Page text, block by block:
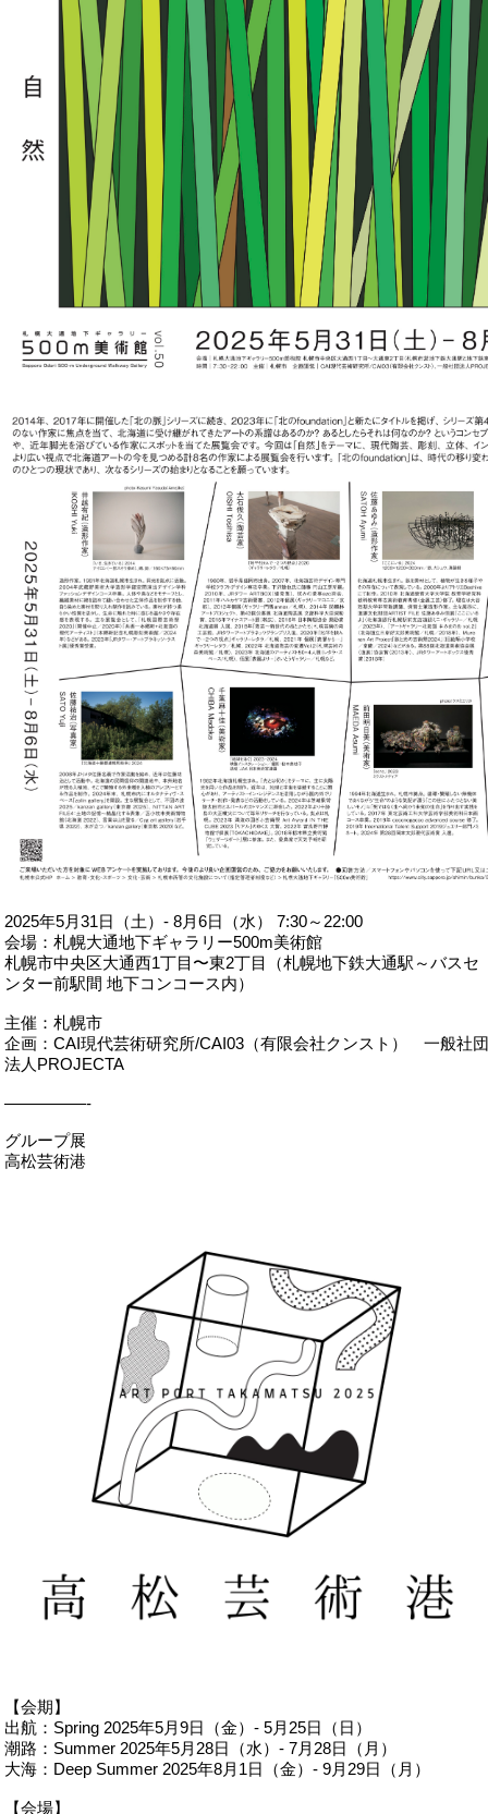
2025年5月31日（土）- 8月6日（水） 7:30～22:00
会場：札幌大通地下ギャラリー500m美術館
札幌市中央区大通西1丁目〜東2丁目（札幌地下鉄大通駅～バスセ
ンター前駅間 地下コンコース内）
主催：札幌市
企画：CAI現代芸術研究所/CAI03（有限会社クンスト） 一般社団
法人PROJECTA
—————-
グループ展
高松芸術港
【会期】
出航：Spring 2025年5月9日（金）- 5月25日（日）
潮路：Summer 2025年5月28日（水）- 7月28日（月）
大海：Deep Summer 2025年8月1日（金）- 9月29日（月）
【会場】